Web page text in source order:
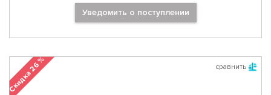
Уведомить о поступлении
сравнить
Скидка 26 %